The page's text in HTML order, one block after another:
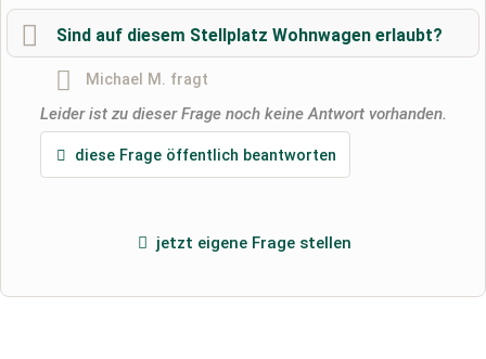
Name
E-Mail-Adresse (wird nicht veröffentlicht)
Sind auf diesem Stellplatz Wohnwagen erlaubt?
Michael M. fragt
Leider ist zu dieser Frage noch keine Antwort vorhanden.
diese Frage öffentlich beantworten
jetzt eigene Frage stellen